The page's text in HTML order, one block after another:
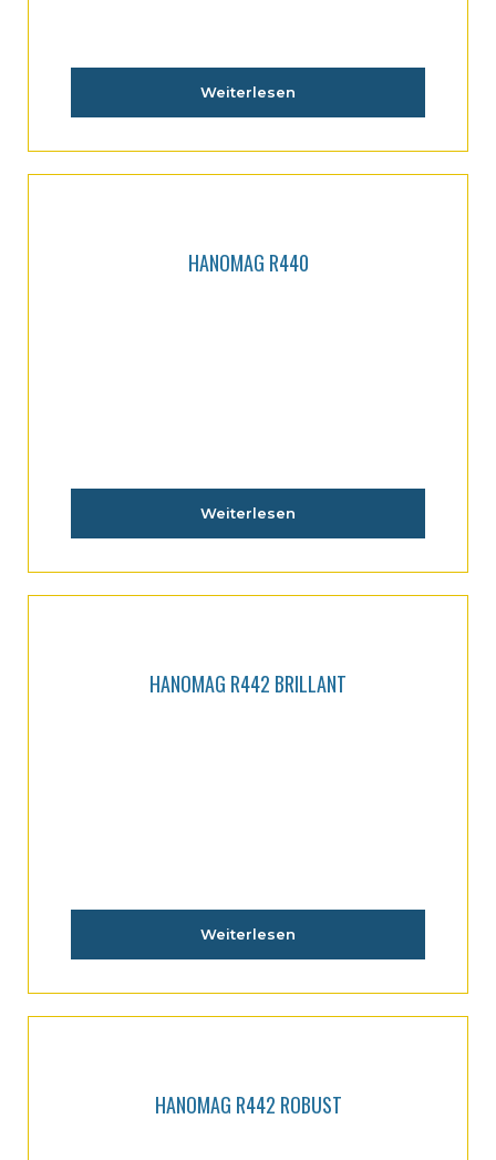
Weiterlesen
HANOMAG R440
Weiterlesen
HANOMAG R442 BRILLANT
Weiterlesen
HANOMAG R442 ROBUST